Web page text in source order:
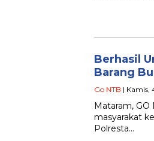
Berhasil
Barang
Go NTB | Kamis,
Mataram,
masyarakat
Polresta…